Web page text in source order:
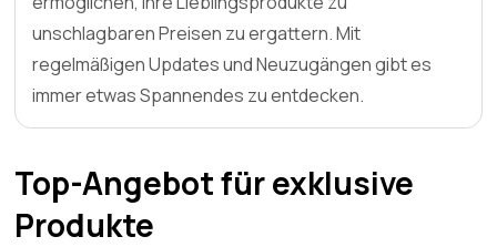
unschlagbaren Preisen zu ergattern. Mit
regelmäßigen Updates und Neuzugängen gibt es
immer etwas Spannendes zu entdecken.
Top-Angebot für exklusive
Produkte